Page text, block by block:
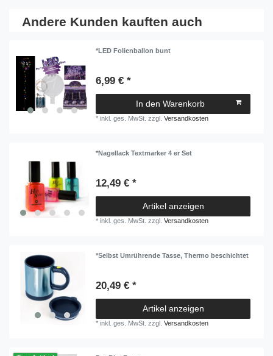
Andere Kunden kauften auch
*LED Folienballon bunt
6,99 € *
In den Warenkorb
*inkl. ges. MwSt. zzgl.Versandkosten
*Nagellack Textmarker 4 er Set
12,49 € *
Artikel anzeigen
*inkl. ges. MwSt. zzgl.Versandkosten
*Selbst Umrührende Tasse, Thermo beschichtet
20,49 € *
Artikel anzeigen
*inkl. ges. MwSt. zzgl.Versandkosten